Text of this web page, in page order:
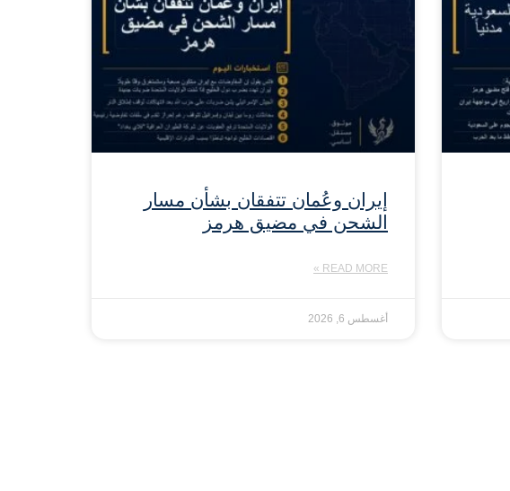
إيران وعُمان تتفقان بشأن مسار
الشحن في مضيق هرمز
READ MORE »
أغسطس 6, 2026